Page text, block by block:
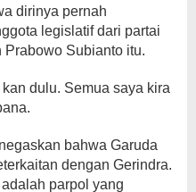
dirinya pernah
legislatif dari partai
Subianto itu.
dulu. Semua saya kira
bahwa Garuda
dengan Gerindra.
parpol yang